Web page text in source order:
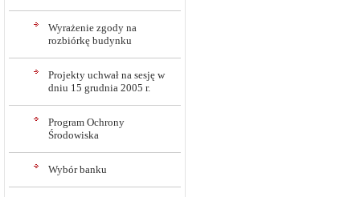
Wyrażenie zgody na
rozbiórkę budynku
Projekty uchwał na sesję w
dniu 15 grudnia 2005 r.
Program Ochrony
Środowiska
Wybór banku